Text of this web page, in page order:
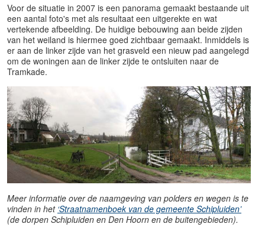
Voor de situatie in 2007 is een panorama gemaakt bestaande uit
een aantal foto's met als resultaat een uitgerekte en wat
vertekende afbeelding. De huidige bebouwing aan beide zijden
van het weiland is hiermee goed zichtbaar gemaakt. Inmiddels is
er aan de linker zijde van het grasveld een nieuw pad aangelegd
om de woningen aan de linker zijde te ontsluiten naar de
Tramkade.
Meer informatie over de naamgeving van polders en wegen is te
vinden in het ‘Straatnamenboek van de gemeente Schipluiden’
(de dorpen Schipluiden en Den Hoorn en de buitengebieden).